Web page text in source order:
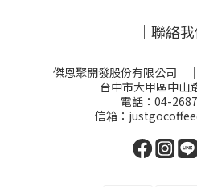
｜聯絡我
傑恩聚開發股份有限公司
台中市大甲區中山
電話：04-
信箱：